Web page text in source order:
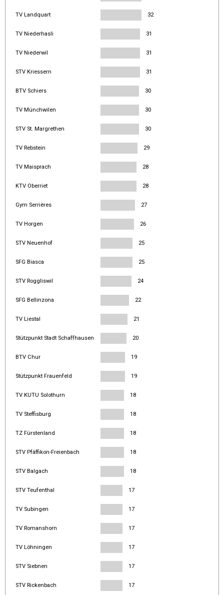
TV Landquart 32
TV Niederhasli 31
TV Niederwil 31
STV Kriessern 31
BTV Schiers 30
TV Münchwilen 30
STV St. Margrethen 30
TV Rebstein 29
TV Maisprach 28
KTV Oberriet 28
Gym Serrières 27
TV Horgen 26
STV Neuenhof 25
SFG Biasca 25
STV Roggliswil 24
SFG Bellinzona 22
TV Liestal 21
Stützpunkt Stadt Schaffhausen 20
BTV Chur 19
Stützpunkt Frauenfeld 19
TV KUTU Solothurn 18
TV Steffisburg 18
TZ Fürstenland 18
STV Pfäffikon-Freienbach 18
STV Balgach 18
STV Teufenthal 17
TV Subingen 17
TV Romanshorn 17
TV Löhningen 17
STV Siebnen 17
STV Rickenbach 17